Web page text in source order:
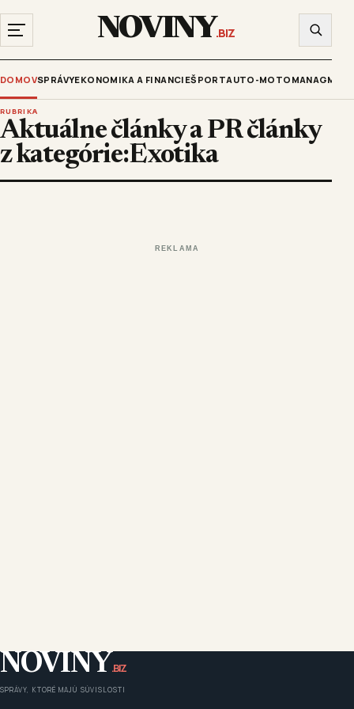
NOVINY.BIZ
DOMOVSPRÁVYEKONOMIKA A FINANCIEŠPORTAUTO-MOTO
RUBRIKA
Aktuálne články a PR články
z kategórie:Exotika
REKLAMA
NOVINY.BIZ
SPRÁVY, KTORÉ MAJÚ SÚVISLOSTI